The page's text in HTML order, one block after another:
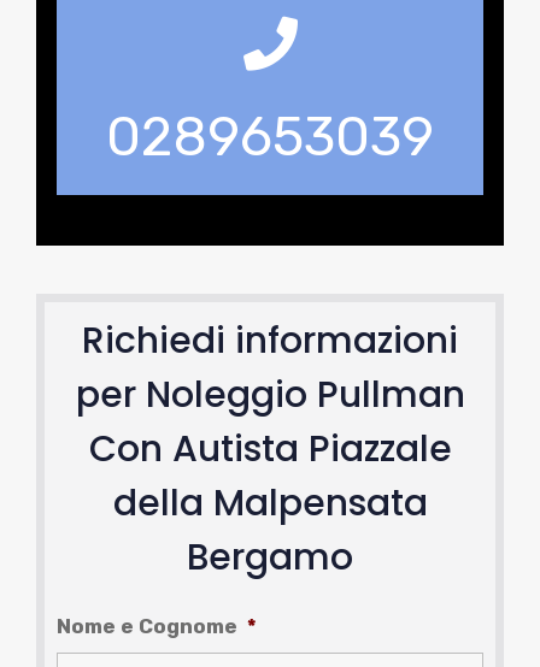
0289653039
Richiedi informazioni
per Noleggio Pullman
Con Autista Piazzale
della Malpensata
Bergamo
Nome e Cognome *